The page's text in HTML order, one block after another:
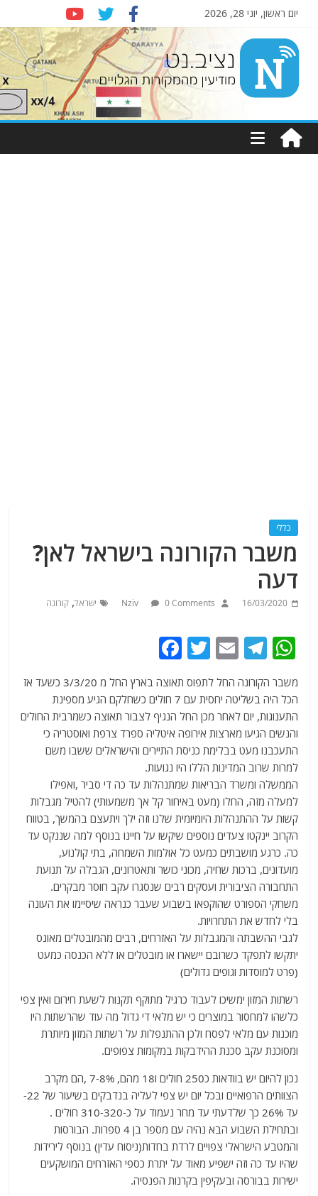
יום ראשון, יוני 28, 2026
Nziv.net
מודיעין
מהמקורות
כללי
משבר הקורונה בישראל לאן?
דעה
16/03/2020
Nziv 0 Comments ישראל,קורונה
W
at
s
A
p
p
T
e
g
ra
m
E
m
ai
l
T
itt
er
c
e
b
o
o
k
משבר הקורונה החל לתפוס תאוצה בארץ החל מ 3/3/20 כשעד אז
הכל היה בשליטה יחסית עם 7 חולים כשחלקם הגיע מספינת
התענוגות, יום לאחר מכן החל הנגיף לצבור תאוצה כשמרבית החולים
והנשים הגיעו מארצות אירופה איטליה ספרד צרפת ואוסטריה כי
התעכבנו מעט בבלימת כניסת התיירים והישראלים ששבו משם
למרות שרוב המדינות הללו היו נגועות.
הממשלה ומשרד הבריאות שמתנהלות עד כה די סביר ,ואפילו
למעלה מזה, החלו (מעט באיחור קל אך משמעותי) להטיל מגבלות
קשות על ההתנהלות היומיומית שלנו וזה ילך ויתעצם בהמשך, בטווח
הקרוב יינקטו צעדים נוספים שיקשו על חיינו בנוסף למה שננקט עד
כה. כרגע מושבתים כמעט כל אולמות השמחה, בתי קולנוע,
מועדונים, ברכות שחיה, מכוני כושר ותאטרונים, הגבלה על תנועת
התחבורה הציבורית ועסקים רבים שנסגרו עקב חוסר מבקרים.
משחקי הספורט שהוקפאו בשבוע שעבר כנראה שיסיימו את העונה
בלי לחדש את התחרויות.
לגבי ההשבתה והמגבלות על האזרחים, רבים מהמובטלים מאונס
יתקשו לתפקד כשרובם יישארו או מובטלים או ללא הכנסה כמעט
(פרט למוסדות וגופים גדולים)
רשתות המזון ימשיכו לעבוד כרגיל מתוקף תקנות לשעת חירום ואין צפי
כלשהו למחסור במוצרים כי יש מלאי די גדול מה עוד שהרשתות היו
מוכנות עם מלאי לפסח ולכן ההתנפלות על רשתות המזון מיותרת
ומסוכנת עקב סכנת ההידבקות במקומות צפופים.
נכון להיום יש בוודאות כ250 חולים ו18 מהם, 7-8% ,הם מקרב
הצוותים הרפואיים ובכל יום יש צפי לעליה בנדבקים בשיעור של 22-
עד 26% כך שלדעתי עד מחר נעמוד על כ-310-320 חולים .
ובתחילת השבוע הבא נהיה עם מספר בן 4 ספרות. הבורסות
והמטבע הישראלי צפויים לרדת בחדות(ניסוח עדין) בנוסף לירידות
שהיו עד כה וזה ישפיע מאוד על יתרת כספי האזרחים המושקעים
ישירות בבורסה ובעקיפין בקרנות הפנסיה.